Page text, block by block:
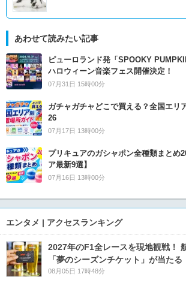
あわせて読みたい記事
ピューロランド発「SPOOKY
ハロウィーン音楽フェス開催決定！
07月31日 15時00分
ガチャガチャどこで買える？全国エリ
26
07月17日 13時00分
プリキュアのガシャポン全種類まとめ
ア最新9選】
07月16日 13時00分
エンタメ | アクセスランキング
2027年のF1全レースを現地観戦！
「夢のシーズンチケット」が当たる
08月05日 17時48分